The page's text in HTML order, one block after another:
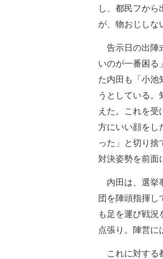
し、都民フから
が、物おじしな
告示日の出陣
いのが一番困る
た内田も「小池
うとしている
えた。これを受
方にいい顔をし
った」と切り捨
対決姿勢を前面
内田は、選挙
団を陣頭指揮し
も足を運び戦況
点張り。陣営に
これに対する